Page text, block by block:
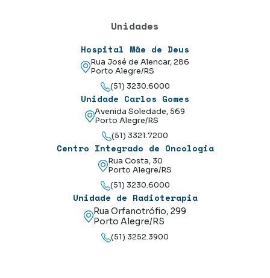
Unidades
Hospital Mãe de Deus
Rua José de Alencar, 286
Porto Alegre/RS
(51) 3230.6000
Unidade Carlos Gomes
Avenida Soledade, 569
Porto Alegre/RS
(51) 3321.7200
Centro Integrado de Oncologia
Rua Costa, 30
Porto Alegre/RS
(51) 3230.6000
Unidade de Radioterapia
Rua Orfanotrófio, 299
Porto Alegre/RS
(51) 3252.3900